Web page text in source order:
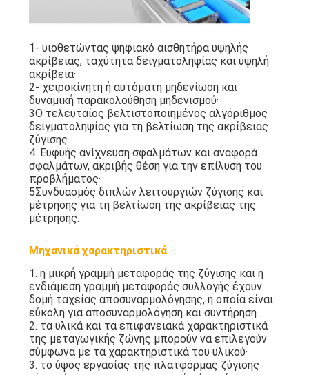
1- υιοθετώντας ψηφιακό αισθητήρα υψηλής
ακρίβειας, ταχύτητα δειγματοληψίας και υψηλή
ακρίβεια·
2- χειροκίνητη ή αυτόματη μηδενίωση και
δυναμική παρακολούθηση μηδενισμού·
3Ο τελευταίος βελτιστοποιημένος αλγόριθμος
δειγματοληψίας για τη βελτίωση της ακρίβειας
ζύγισης.
4. Ευφυής ανίχνευση σφαλμάτων και αναφορά
σφαλμάτων, ακριβής θέση για την επίλυση του
προβλήματος·
5Συνδυασμός διπλών λειτουργιών ζύγισης και
μέτρησης για τη βελτίωση της ακρίβειας της
μέτρησης.
Μηχανικά χαρακτηριστικά
1. η μικρή γραμμή μεταφοράς της ζύγισης και η
ενδιάμεση γραμμή μεταφοράς συλλογής έχουν
δομή ταχείας αποσυναρμολόγησης, η οποία είναι
εύκολη για αποσυναρμολόγηση και συντήρηση·
2. τα υλικά και τα επιφανειακά χαρακτηριστικά
της μεταγωγικής ζώνης μπορούν να επιλεγούν
σύμφωνα με τα χαρακτηριστικά του υλικού·
3. το ύψος εργασίας της πλατφόρμας ζύγισης